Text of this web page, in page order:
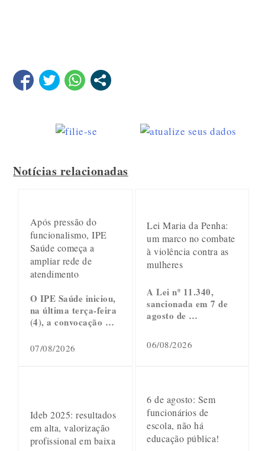
Notícias relacionadas
Após pressão do
funcionalismo, IPE
Saúde começa a
ampliar rede de
atendimento
O IPE Saúde iniciou,
na última terça-feira
(4), a convocação …
07/08/2026
Lei Maria da Penha:
um marco no combate
à violência contra as
mulheres
A Lei nº 11.340,
sancionada em 7 de
agosto de …
06/08/2026
Ideb 2025: resultados
em alta, valorização
profissional em baixa
6 de agosto: Sem
funcionários de
escola, não há
educação pública!